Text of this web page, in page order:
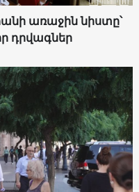
առաջին նիստը՝
դրվագներ